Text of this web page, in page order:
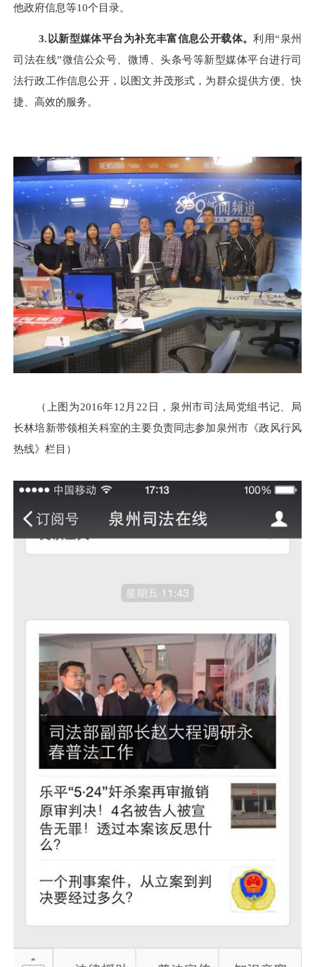
他政府信息等10个目录。
3. 以新型媒体平台为补充丰富信息公开载体。利用“泉州
司法在线”微信公众号、微博、头条号等新型媒体平台进行司
法行政工作信息公开，以图文并茂形式，为群众提供方便、快
捷、高效的服务。
（上图为2016年12月22日，泉州市司法局党组书记、局
长林培新带领相关科室的主要负责同志参加泉州市《政风行风
热线》栏目）